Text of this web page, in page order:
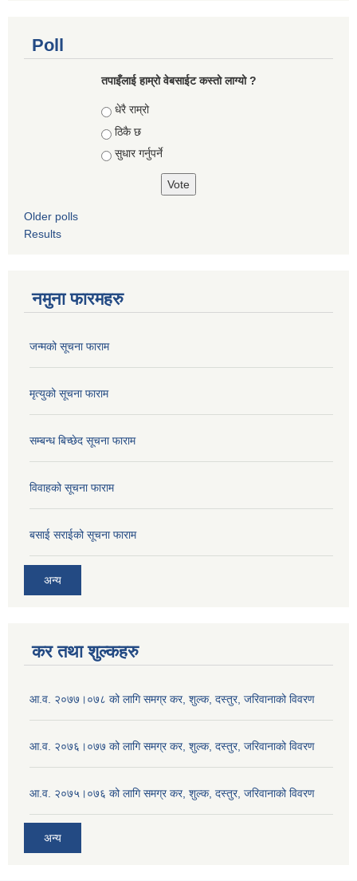
Poll
तपाइँलाई हाम्रो वेबसाईट कस्तो लाग्यो ?
Choices
धेरै राम्रो
ठिकै छ
सुधार गर्नुपर्ने
Older polls
Results
नमुना फारमहरु
जन्मको सूचना फाराम
मृत्युको सूचना फाराम
सम्बन्ध बिच्छेद सूचना फाराम
विवाहको सूचना फाराम
बसाई सराईको सूचना फाराम
अन्य
कर तथा शुल्कहरु
आ.व. २०७७।०७८ को लागि समग्र कर, शुल्क, दस्तुर, जरिवानाको विवरण
आ.व. २०७६।०७७ को लागि समग्र कर, शुल्क, दस्तुर, जरिवानाको विवरण
आ.व. २०७५।०७६ को लागि समग्र कर, शुल्क, दस्तुर, जरिवानाको विवरण
अन्य